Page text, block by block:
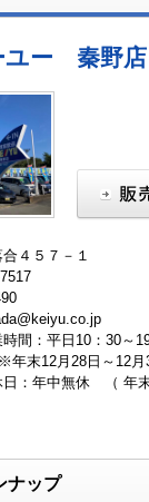
ユー 秦野店
４５７－１
間：平日10：30～
末12月28日～12月
：年中無休 （ 年
ナップ